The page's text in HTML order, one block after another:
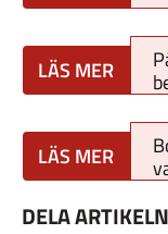
DELA ARTIKELN